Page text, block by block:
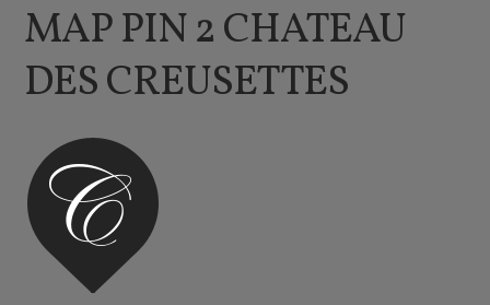
MAP PIN 2 CHATEAU
DES CREUSETTES